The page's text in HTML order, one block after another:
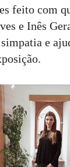
feito com
e Inês
e